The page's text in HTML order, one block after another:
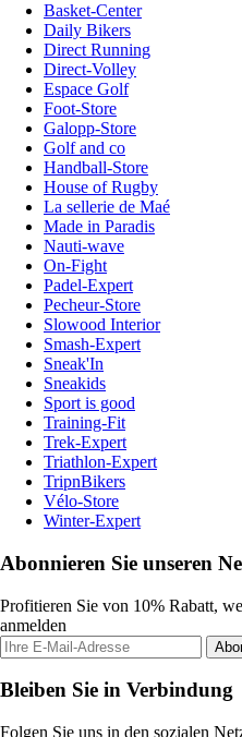
Basket-Center
Daily Bikers
Direct Running
Direct-Volley
Espace Golf
Foot-Store
Galopp-Store
Golf and co
Handball-Store
House of Rugby
La sellerie de Maé
Made in Paradis
Nauti-wave
On-Fight
Padel-Expert
Pecheur-Store
Slowood Interior
Smash-Expert
Sneak'In
Sneakids
Sport is good
Training-Fit
Trek-Expert
Triathlon-Expert
TripnBikers
Vélo-Store
Winter-Expert
Abonnieren Sie unseren
Profitieren Sie von 10% Rabatt,
anmelden
Bleiben Sie in Verbindung
Folgen Sie uns in den sozialen